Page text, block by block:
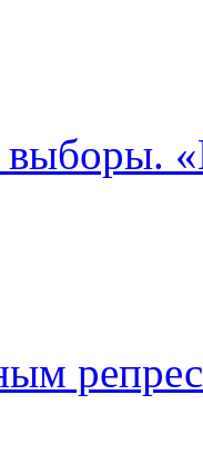
выборы.